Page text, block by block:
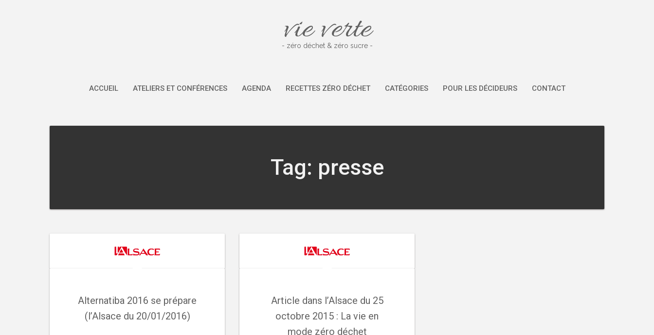
vie verte
- zéro déchet & zéro sucre -
ACCUEIL ATELIERS ET CONFÉRENCES AGENDA RECETTES ZÉRO DÉCHET CATÉGORIES POUR LES DÉCIDEURS CONTACT
Tag: presse
Alternatiba 2016 se prépare
(l’Alsace du 20/01/2016)
Article dans l’Alsace du 25
octobre 2015 : La vie en
mode zéro déchet